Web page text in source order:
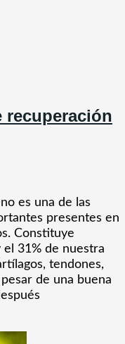
recuperación
es una de las
presentes en
Constituye
31% de nuestra
tendones,
de una buena